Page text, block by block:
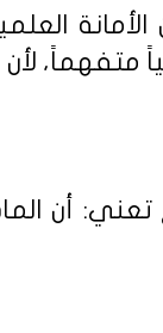
متفهماً،
أن